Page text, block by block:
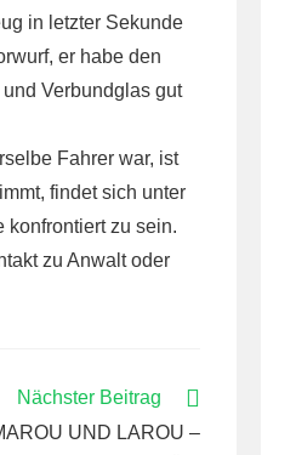
in letzter Sekunde
er habe den
Verbundglas gut
Fahrer war, ist
findet sich unter
konfrontiert zu sein.
zu Anwalt oder
Nächster Beitrag
UND LAROU –